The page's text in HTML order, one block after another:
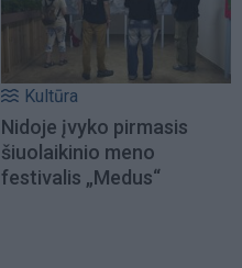
Kultūra
Nidoje įvyko pirmasis
šiuolaikinio meno
festivalis „Medus“